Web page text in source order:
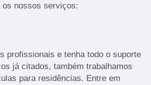
os nossos serviços:
profissionais e tenha todo o suporte
já citados, também trabalhamos
para residências. Entre em